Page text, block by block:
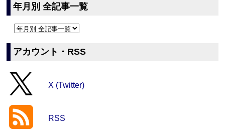
年月別 全記事一覧
アカウント・RSS
X (Twitter)
RSS